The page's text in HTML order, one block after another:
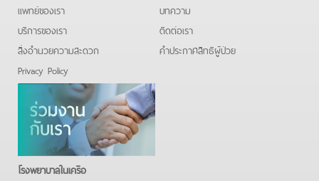
แพทย์ของเรา
บริการของเรา
สิ่งอำนวยความสะดวก
Privacy Policy
บทความ
ติดต่อเรา
คําประกาศสิทธิผู้ป่วย
โรงพยาบาลในเครือ